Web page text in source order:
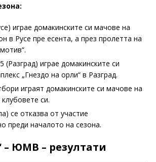
играе домакинските си мачове на
в Русе пре есента, а през пролетта на
(Разград) играе домакинските си
„Гнездо на орли“ в Разград.
играят домакинските си мачове на
си.
се отказва от участие
преди началото на сезона.
– ЮМВ – резултати